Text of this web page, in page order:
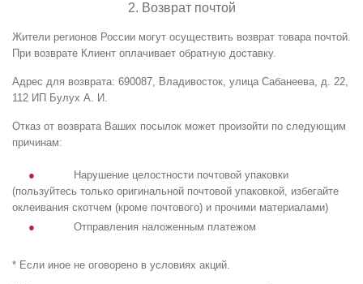
2. Возврат почтой
Жители регионов России могут осуществить возврат товара почтой.
При возврате Клиент оплачивает обратную доставку.
Адрес для возврата: 690087, Владивосток, улица Сабанеева, д. 22,
112 ИП Булух А. И.
Отказ от возврата Ваших посылок может произойти по следующим
причинам:
Нарушение целостности почтовой упаковки
(пользуйтесь только оригинальной почтовой упаковкой, избегайте
оклеивания скотчем (кроме почтового) и прочими материалами)
Отправления наложенным платежом
* Если иное не оговорено в условиях акций.